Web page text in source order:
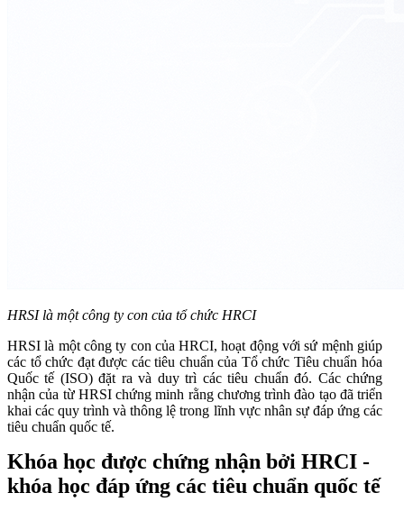
HRSI là một công ty con của tổ chức HRCI
HRSI là một công ty con của HRCI, hoạt động với sứ mệnh giúp
các tổ chức đạt được các tiêu chuẩn của Tổ chức Tiêu chuẩn hóa
Quốc tế (ISO) đặt ra và duy trì các tiêu chuẩn đó. Các chứng
nhận của từ HRSI chứng minh rằng chương trình đào tạo đã triển
khai các quy trình và thông lệ trong lĩnh vực nhân sự đáp ứng các
tiêu chuẩn quốc tế.
Khóa học được chứng nhận bởi HRCI -
khóa học đáp ứng các tiêu chuẩn quốc tế